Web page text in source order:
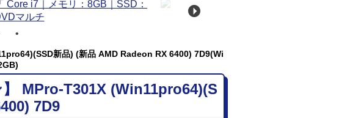
新品) (新品 AMD Radeon RX 6400) 7D9(Wi
MPro-T301X (Win11pro64)(S
7D9